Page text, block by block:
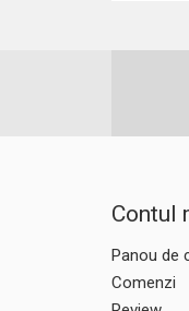
Contul
Panou de
Comenzi